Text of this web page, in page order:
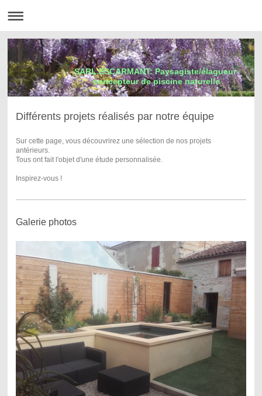
SARL ESCARMANT: Paysagiste/élagueur
concepteur de piscine naturelle
Différents projets réalisés par notre équipe
Sur cette page, vous découvrirez une sélection de nos projets
antérieurs.
Tous ont fait l'objet d'une étude personnalisée.
Inspirez-vous !
Galerie photos